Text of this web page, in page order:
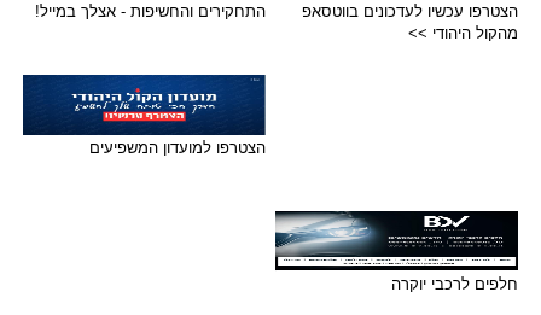
הצטרפו עכשיו לעדכונים בווטסאפ
מהקול היהודי >>
התחקירים והחשיפות - אצלך במייל!
הצטרפו למועדון המשפיעים
חלפים לרכבי יוקרה